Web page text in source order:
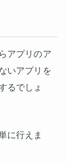
アプリのア
いアプリを
るでしょ
に行えま